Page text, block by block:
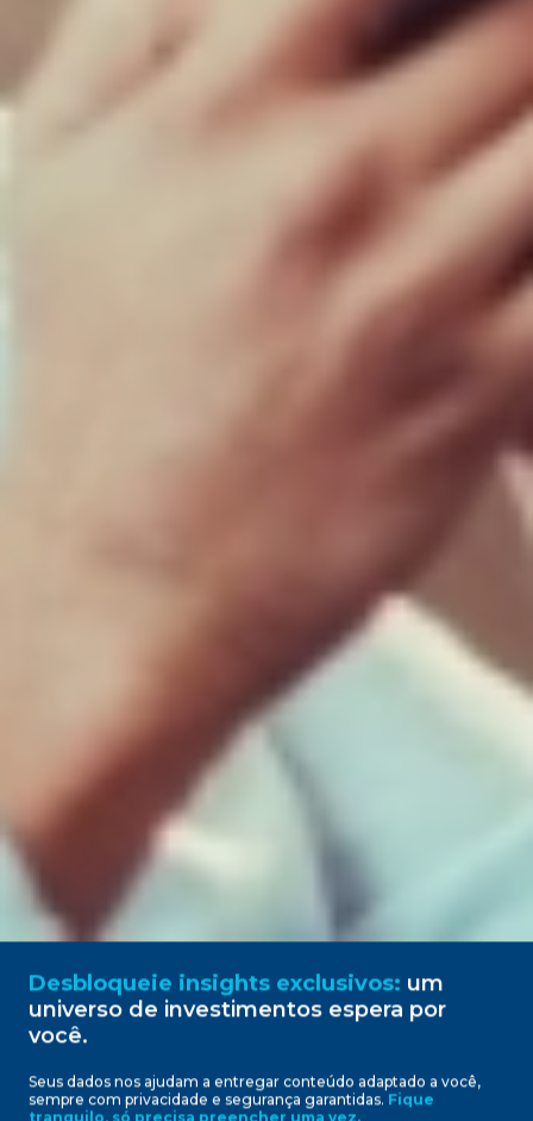
Ativos que saíram da carteira
Desbloqueie insights exclusivos: um
universo de investimentos espera por
você.
Seus dados nos ajudam a entregar conteúdo adaptado a você,
sempre com privacidade e segurança garantidas. Fique
tranquilo, só precisa preencher uma vez.